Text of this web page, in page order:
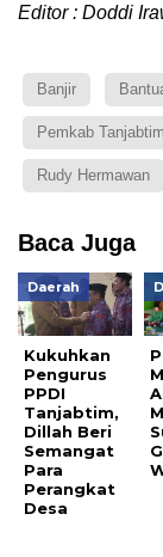
Editor : Doddi
Banjir
Pemkab Tanjabtim
Rudy Hermawan
Baca Juga
Daerah
Kukuhkan
Pengurus
PPDI
Tanjabtim,
Dillah Beri
Semangat
Para
Perangkat
Desa